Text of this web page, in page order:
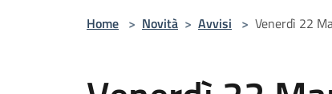
Home > Novità > Avvisi > Venerdì 22